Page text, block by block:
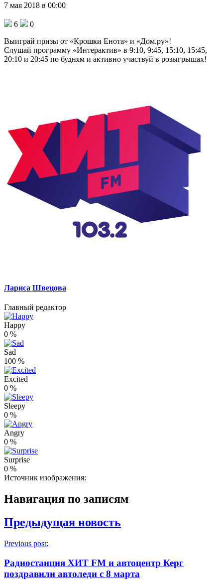
7 мая 2018 в 00:00
6
0
Выиграй призы от «Крошки Енота» и «Дом.ру»!
Слушай программу «Интерактив» в 9:10, 9:45, 15:10, 15:45,
20:10 и 20:45 по будням и активно участвуй в розыгрышах!
Лариса Швецова
Главный редактор
Happy
0 %
Sad
100 %
Excited
0 %
Sleepy
0 %
Angry
0 %
Surprise
0 %
Источник изображения:
Навигация по записям
Предыдущая новость
Previous post:
Радиостанция ХИТ FM и автоцентр Керг
поздравили автоледи с 8 марта